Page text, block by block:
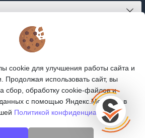
cookie для улучшения работы сайта и
Продолжая использовать сайт, вы
сбор, обработку cookie-файлов и
данных с помощью Яндекс.Метрика, в
Политикой конфиденциальности.